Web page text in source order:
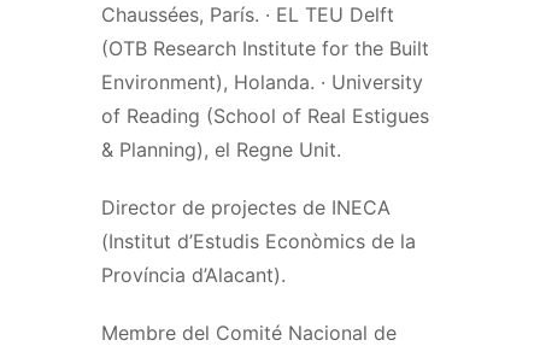
Chaussées, París. · EL TEU Delft
(OTB Research Institute for the Built
Environment), Holanda. · University
of Reading (School of Real Estigues
& Planning), el Regne Unit.
Director de projectes de INECA
(Institut d’Estudis Econòmics de la
Província d’Alacant).
Membre del Comité Nacional de